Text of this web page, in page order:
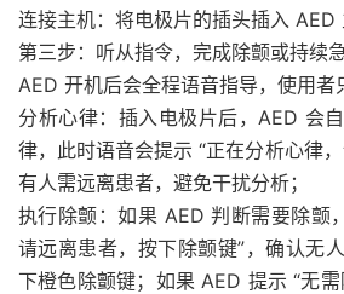
连接主机：将电极片的插头插入 AED
第三步：听从指令，完成除颤或持续
AED 开机后会全程语音指导，使用者
分析心律：插入电极片后，AED 会
律，此时语音会提示 “正在分析心律
有人需远离患者，避免干扰分析；
执行除颤：如果 AED 判断需要除颤
请远离患者，按下除颤键”，确认无
下橙色除颤键；如果 AED 提示 “无